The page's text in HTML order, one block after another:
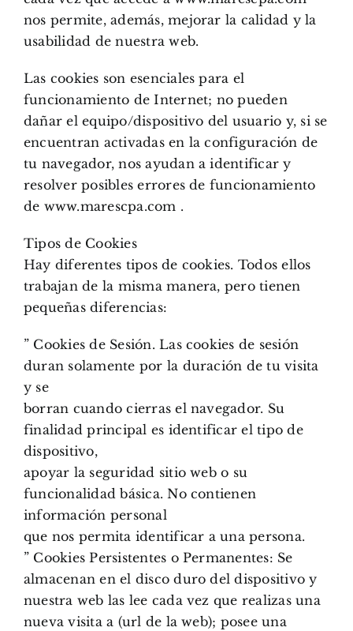
nos permite, además, mejorar la calidad y la
usabilidad de nuestra web.
Las cookies son esenciales para el
funcionamiento de Internet; no pueden
dañar el equipo/dispositivo del usuario y, si se
encuentran activadas en la configuración de
tu navegador, nos ayudan a identificar y
resolver posibles errores de funcionamiento
de www.marescpa.com .
Tipos de Cookies
Hay diferentes tipos de cookies. Todos ellos
trabajan de la misma manera, pero tienen
pequeñas diferencias:
” Cookies de Sesión. Las cookies de sesión
duran solamente por la duración de tu visita
y se
borran cuando cierras el navegador. Su
finalidad principal es identificar el tipo de
dispositivo,
apoyar la seguridad sitio web o su
funcionalidad básica. No contienen
información personal
que nos permita identificar a una persona.
” Cookies Persistentes o Permanentes: Se
almacenan en el disco duro del dispositivo y
nuestra web las lee cada vez que realizas una
nueva visita a (url de la web); posee una